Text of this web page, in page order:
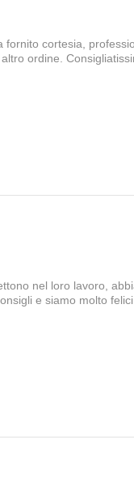
cortesia,
ordine.
nel loro lavoro,
e siamo molto